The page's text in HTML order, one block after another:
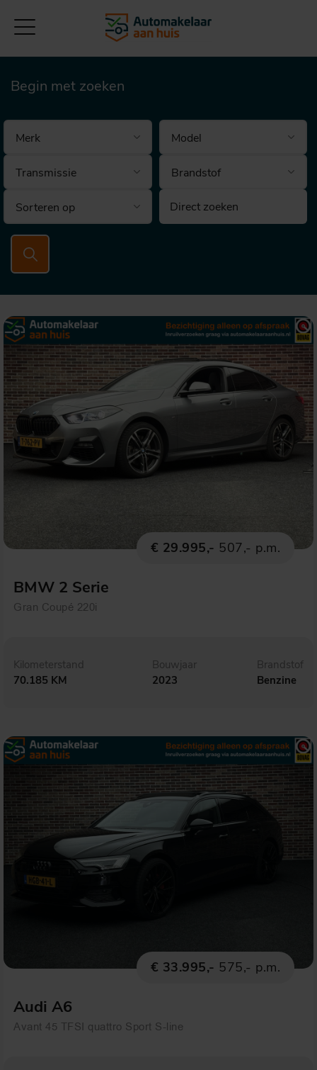
Begin met zoeken
Brandstof
€ 29.995,- 507,- p.m.
BMW 2 Serie
Gran Coupé 220i
Kilometerstand
70.185 KM
Bouwjaar
2023
Brandstof
Benzine
€ 33.995,- 575,- p.m.
Audi A6
Avant 45 TFSI quattro Sport S-line